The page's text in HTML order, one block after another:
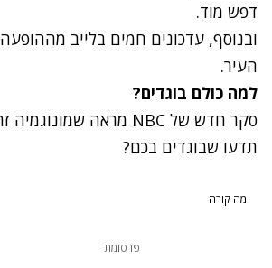
דפש מוד.
ובנוסף, עדכונים חמים בלייב מההופעה
העיר.
למה כולם בוגדים?
סקר חדש של NBC מראה שמונוגמיה זה כבר פאסה.
תדעו שבוגדים בכם?
מה קורה
פרסומת